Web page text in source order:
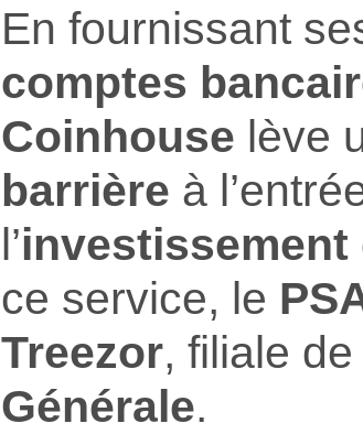
En fournissant
comptes
Coinhouse lève
barrière à
l’
ce service, le
Treezor, filiale de
Générale.